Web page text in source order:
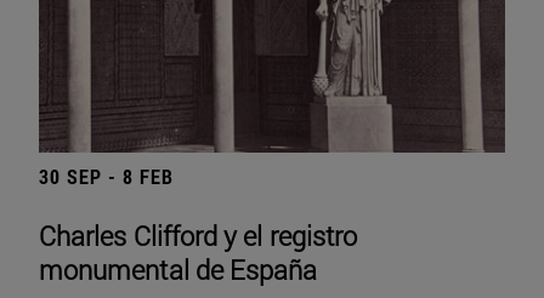
30 SEP - 8 FEB
Charles Clifford y el registro
monumental de España